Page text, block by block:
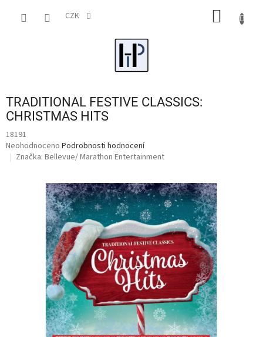
CZK
TRADITIONAL FESTIVE CLASSICS:
CHRISTMAS HITS
18191
Průměrné
hodnocení
Neohodnoceno Podrobnosti hodnocení
Značka: Bellevue/ Marathon Entertainment